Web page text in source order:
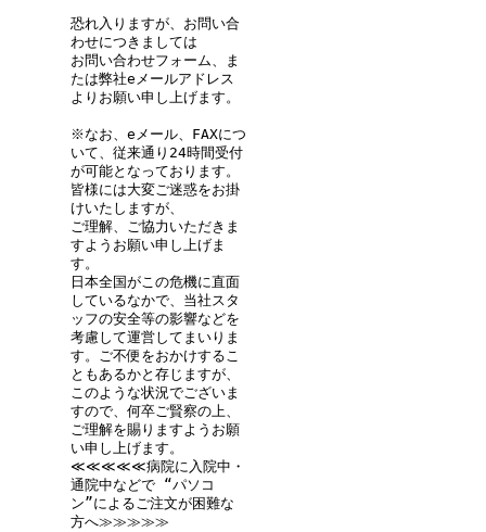
恐れ入りますが、お問い合
わせにつきましては
お問い合わせフォーム、ま
たは弊社eメールアドレス
よりお願い申し上げます。
※なお、eメール、FAXにつ
いて、従来通り24時間受付
が可能となっております。
皆様には大変ご迷惑をお掛
けいたしますが、
ご理解、ご協力いただきま
すようお願い申し上げま
す。
日本全国がこの危機に直面
しているなかで、当社スタ
ッフの安全等の影響などを
考慮して運営してまいりま
す。ご不便をおかけするこ
ともあるかと存じますが、
このような状況でございま
すので、何卒ご賢察の上、
ご理解を賜りますようお願
い申し上げます。
≪≪≪≪≪病院に入院中・
通院中などで “パソコ
ン”によるご注文が困難な
方へ≫≫≫≫≫